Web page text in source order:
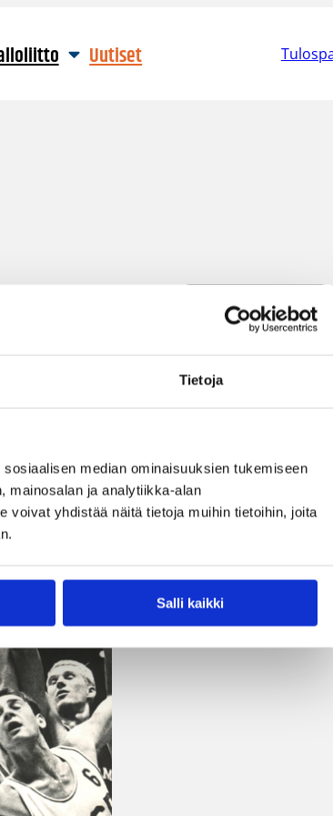
Tietoja
median ominaisuuksien tukemiseen
mainosalan ja analytiikka-alan
voivat yhdistää näitä tietoja muihin tietoihin, joita
Salli kaikki
Uutiset